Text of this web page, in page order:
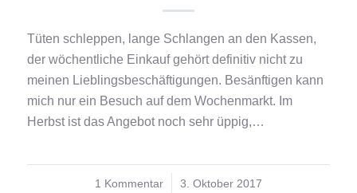
Tüten schleppen, lange Schlangen an den Kassen,
der wöchentliche Einkauf gehört definitiv nicht zu
meinen Lieblingsbeschäftigungen. Besänftigen kann
mich nur ein Besuch auf dem Wochenmarkt. Im
Herbst ist das Angebot noch sehr üppig,…
1 Kommentar
/ 3. Oktober 2017